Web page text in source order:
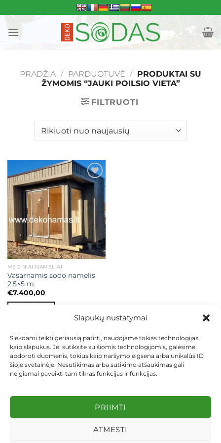
Slapukų nustatymai
Siekdami teikti geriausią patirtį, naudojame tokias technologijas
kaip slapukus. Jei sutiksite su šiomis technologijomis, galėsime
apdoroti duomenis, tokius kaip naršymo elgsena arba unikalūs ID
šioje svetainėje. Nesutikimas arba sutikimo atšaukimas gali
neigiamai paveikti tam tikras funkcijas ir funkcijas.
PRIIMTI
ATMESTI
to
content
PRADŽIA / PARDUOTUVĖ / PRODUKTAI SU
ŽYMOMIS “JAUKI POILSIO VIETA”
FILTRUOTI
Mėgstamiausias
MEDINIAI NAMELIAI
Vasarnamis sodo namelis
2,5×5 m.
€7.400,00
KEITIMAS IR GRĄŽINIMAS
PRIVATUMO POLITIKA
Visos teisės saugomos 2026 ©dekosodas.lt